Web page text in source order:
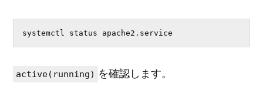
systemctl status apache2.service
active(running) を確認します。